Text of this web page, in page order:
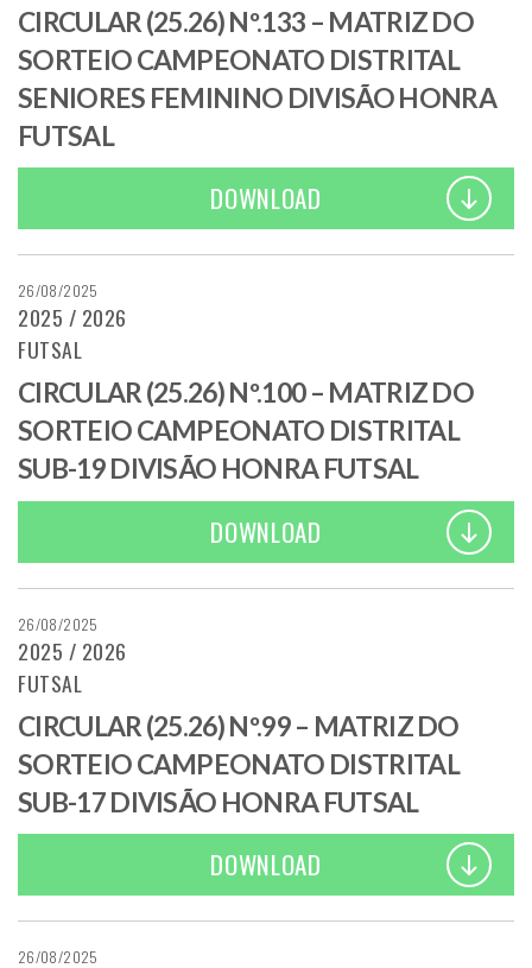
CIRCULAR (25.26) Nº.133 – MATRIZ DO
SORTEIO CAMPEONATO DISTRITAL
SENIORES FEMININO DIVISÃO HONRA
FUTSAL
DOWNLOAD
26/08/2025
2025 / 2026
FUTSAL
CIRCULAR (25.26) Nº.100 – MATRIZ DO
SORTEIO CAMPEONATO DISTRITAL
SUB-19 DIVISÃO HONRA FUTSAL
DOWNLOAD
26/08/2025
2025 / 2026
FUTSAL
CIRCULAR (25.26) Nº.99 – MATRIZ DO
SORTEIO CAMPEONATO DISTRITAL
SUB-17 DIVISÃO HONRA FUTSAL
DOWNLOAD
26/08/2025